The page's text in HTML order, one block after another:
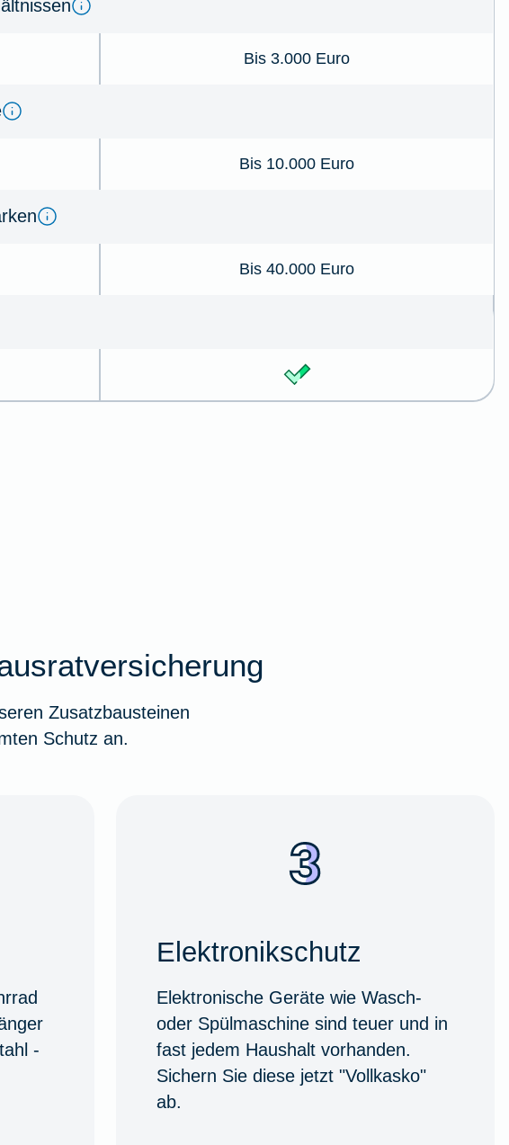
Bis 3.000 Euro
Bis 10.000 Euro
Bis 40.000 Euro
Zusatzbausteinen
Schutz an.
-
Elektronikschutz
Elektronische Geräte wie Wasch-
oder Spülmaschine sind teuer und in
fast jedem Haushalt vorhanden.
Sichern Sie diese jetzt "Vollkasko"
ab.